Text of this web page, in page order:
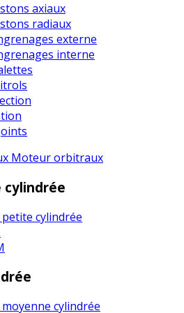
axiaux
radiaux
externe
interne
Moteur orbitraux